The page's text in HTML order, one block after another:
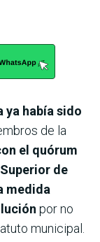
ya había sido
de la
el quórum
de
medida
por no
municipal.